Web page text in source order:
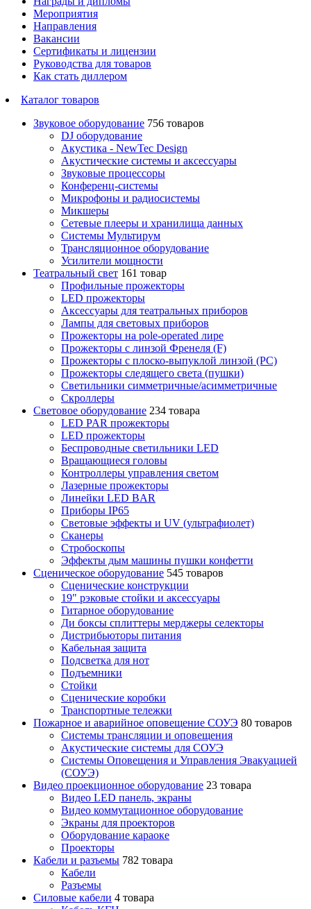
Мероприятия
Направления
Вакансии
Сертификаты и лицензии
Руководства для товаров
Как стать диллером
Каталог товаров
Звуковое оборудование 756 товаров
DJ оборудование
Акустика - NewTec Design
Акустические системы и аксессуары
Звуковые процессоры
Конференц-системы
Микрофоны и радиосистемы
Микшеры
Сетевые плееры и хранилища данных
Системы Мультирум
Трансляционное оборудование
Усилители мощности
Театральный свет 161 товар
Профильные прожекторы
LED прожекторы
Аксессуары для театральных приборов
Лампы для световых приборов
Прожекторы на pole-operated лире
Прожекторы с линзой Френеля (F)
Прожекторы с плоско-выпуклой линзой (PC)
Прожекторы следящего света (пушки)
Светильники симметричные/асимметричные
Скроллеры
Световое оборудование 234 товара
LED PAR прожекторы
LED прожекторы
Беспроводные светильники LED
Вращающиеся головы
Контроллеры управления светом
Лазерные прожекторы
Линейки LED BAR
Приборы IP65
Световые эффекты и UV (ультрафиолет)
Сканеры
Стробоскопы
Эффекты дым машины пушки конфетти
Сценическое оборудование 545 товаров
Сценические конструкции
19" рэковые стойки и аксесcуары
Гитарное оборудование
Ди боксы сплиттеры мерджеры селекторы
Дистрибьюторы питания
Кабельная защита
Подсветка для нот
Подъемники
Стойки
Сценические коробки
Транспортные тележки
Пожарное и аварийное оповещение СОУЭ 80 товаров
Cистемы трансляции и оповещения
Акустические системы для СОУЭ
Системы Оповещения и Управления Эвакуацией
(СОУЭ)
Видео проекционное оборудование 23 товара
Видео LED панель, экраны
Видео коммутационное оборудование
Экраны для проекторов
Оборудование караоке
Проекторы
Кабели и разъемы 782 товара
Кабели
Разъемы
Силовые кабели 4 товара